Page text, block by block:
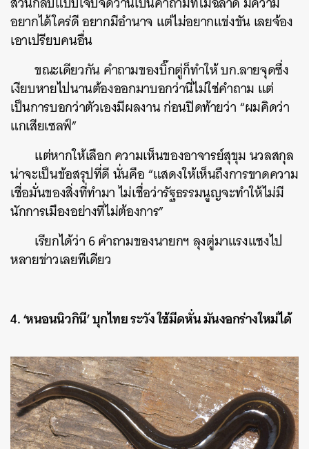
อยากได้ใคร่ดี อยากมีอำนาจ แต่ไม่อยากแข่งขัน เลยจ้อง
เอาเปรียบคนอื่น
ขณะเดียวกัน คำถามของบิ๊กตู่ก็ทำให้ บก.ลายจุดซึ่ง
เงียบหายไปนานต้องออกมาบอกว่านี่ไม่ใช่คำถาม แต่
เป็นการบอกว่าตัวเองมีผลงาน ก่อนปิดท้ายว่า “ผมคิดว่า
แกเสียเซลฟ์”
แต่หากให้เลือก ความเห็นของอาจารย์สุขุม นวลสกุล
น่าจะเป็นข้อสรุปที่ดี นั่นคือ “แสดงให้เห็นถึงการขาดความ
เชื่อมั่นของสิ่งที่ทำมา ไม่เชื่อว่ารัฐธรรมนูญจะทำให้ไม่มี
นักการเมืองอย่างที่ไม่ต้องการ”
เรียกได้ว่า 6 คำถามของนายกฯ ลุงตู่มาแรงแซงไป
หลายข่าวเลยทีเดียว
4. ‘หนอนนิวกินี’ บุกไทย ระวัง ใช้มีดหั่น มันงอกร่างใหม่ได้